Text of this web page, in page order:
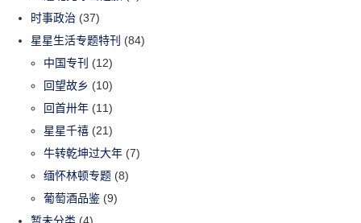
时事政治 (37)
星星生活专题特刊 (84)
中国专刊 (12)
回望故乡 (10)
回首卅年 (11)
星星千禧 (21)
牛转乾坤过大年 (7)
缅怀林顿专题 (8)
葡萄酒品鉴 (9)